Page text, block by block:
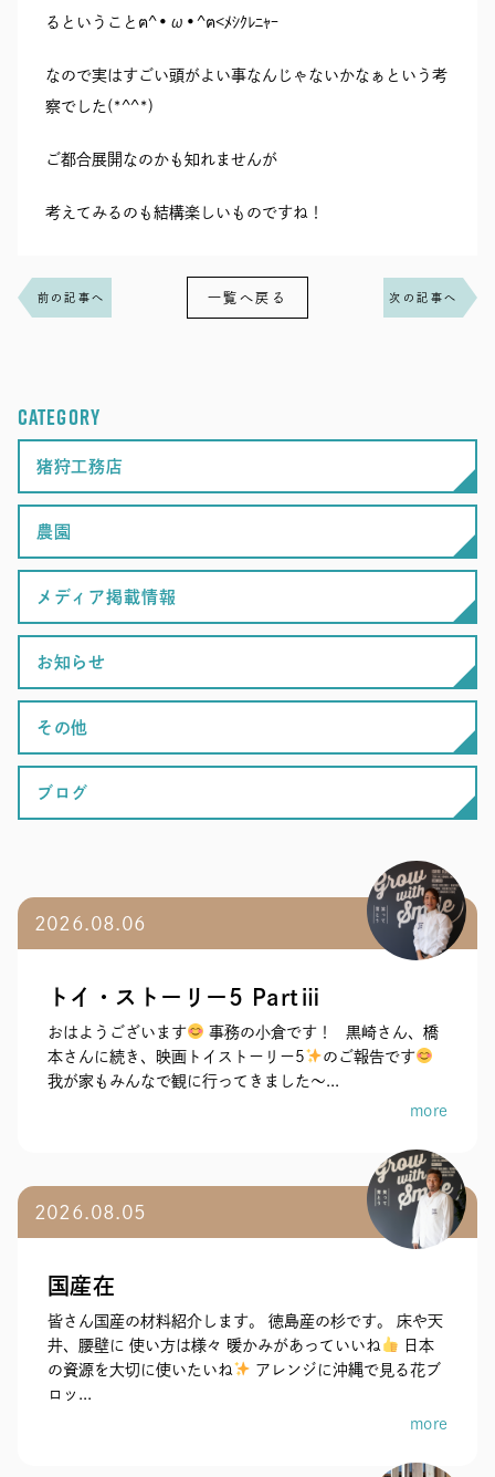
るということฅ^•ω•^ฅ<ﾒｼｸﾚﾆｬｰ
なので実はすごい頭がよい事なんじゃないかなぁという考
察でした(*^^*)
ご都合展開なのかも知れませんが
考えてみるのも結構楽しいものですね！
前の記事へ 一覧へ戻る 次の記事へ
CATEGORY
猪狩工務店
農園
メディア掲載情報
お知らせ
その他
ブログ
2026.08.06
トイ・ストーリー5 Partⅲ
おはようございます
事務の小倉です！ 黒崎さん、橋
本さんに続き、映画トイストーリー5
のご報告です
我が家もみんなで観に行ってきました～...
more
2026.08.05
国産在
皆さん国産の材料紹介します。 徳島産の杉です。 床や天
井、腰壁に 使い方は様々 暖かみがあっていいね
日本
の資源を大切に使いたいね
アレンジに沖縄で見る花ブ
ロッ...
more